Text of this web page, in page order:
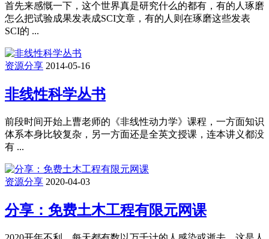
首先来感慨一下，这个世界真是研究什么的都有，有的人琢磨
怎么把试验成果发表成SCI文章，有的人则在琢磨这些发表
SCI的 ...
资源分享 2014-05-16
非线性科学丛书
前段时间开始上曹老师的《非线性动力学》课程，一方面知识
体系本身比较复杂，另一方面还是全英文授课，连本讲义都没
有 ...
资源分享 2020-04-03
分享：免费土木工程有限元网课